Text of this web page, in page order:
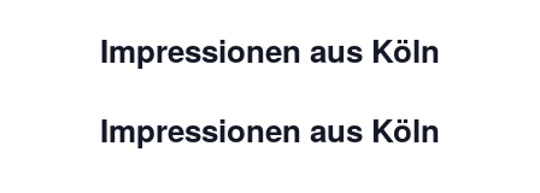
Impressionen aus Köln
Impressionen aus Köln